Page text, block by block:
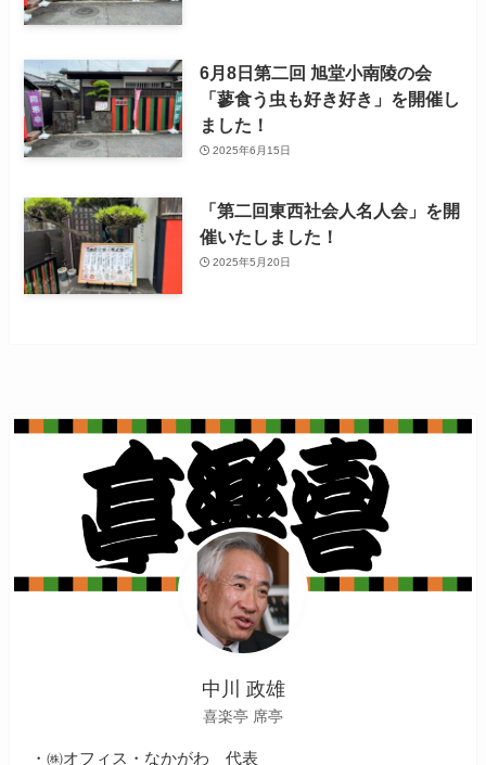
6月8日第二回 旭堂小南陵の会
「蓼食う虫も好き好き」を開催し
ました！
2025年6月15日
「第二回東西社会人名人会」を開
催いたしました！
2025年5月20日
中川 政雄
喜楽亭 席亭
・㈱オフィス・なかがわ 代表